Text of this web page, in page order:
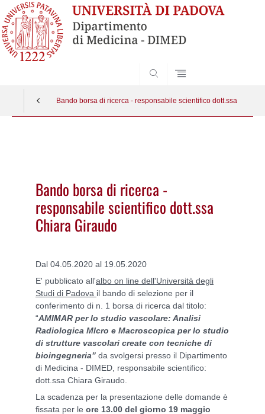
Bando borsa di ricerca - responsabile scientifico dott.ssa Chiara
Bando borsa di ricerca -
responsabile scientifico dott.ssa
Chiara Giraudo
Dal 04.05.2020 al 19.05.2020
E' pubblicato all'albo on line dell'Università degli
Studi di Padova il bando di selezione per il
conferimento di n. 1 borsa di ricerca dal titolo:
“AMIMAR per lo studio vascolare: Analisi
Radiologica MIcro e Macroscopica per lo studio
di strutture vascolari create con tecniche di
bioingegneria” da svolgersi presso il Dipartimento
di Medicina - DIMED, responsabile scientifico:
dott.ssa Chiara Giraudo.
La scadenza per la presentazione delle domande è
fissata per le ore 13.00 del giorno 19 maggio